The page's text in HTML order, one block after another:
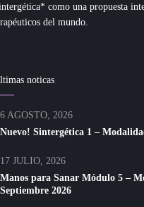
como una propuesta
del mundo.
noticas
6 AGOSTO, 2026
Nuevo! Sintergética 1 –
17 JULIO, 2026
Manos para Sanar Módulo 5 –
Septiembre 2026